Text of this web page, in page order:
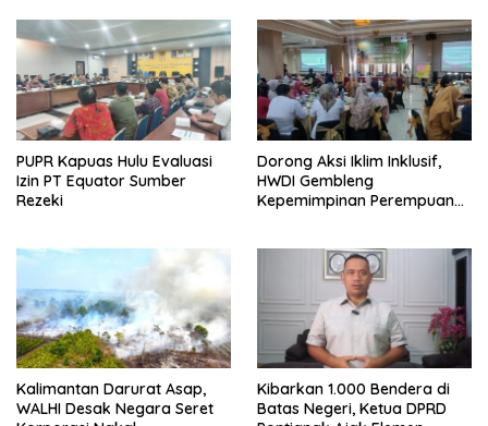
PUPR Kapuas Hulu Evaluasi
Izin PT Equator Sumber
Rezeki
Dorong Aksi Iklim Inklusif,
HWDI Gembleng
Kepemimpinan Perempuan
Kalimantan Darurat Asap,
WALHI Desak Negara Seret
Kibarkan 1.000 Bendera di
Batas Negeri, Ketua DPRD